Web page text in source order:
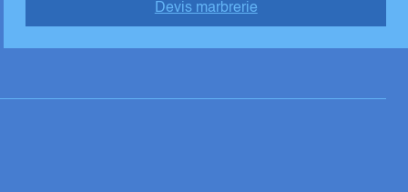
Devis marbrerie